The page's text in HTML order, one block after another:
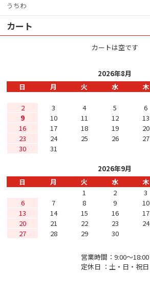
うちわ
カート
カートは空です
2026年8月
日
月 火 水 木
2
3 4 5 6
9
10 11 12 13
16
17 18 19 20
23
24 25 26 27
30
31
2026年9月
日
月 火 水 木
1
2 3
6
7 8 9 10
13
14 15 16 17
20
21 22 23 24
27
28 29 30
営業時間：9:00〜18:00
定休日 ：土・日・祝日